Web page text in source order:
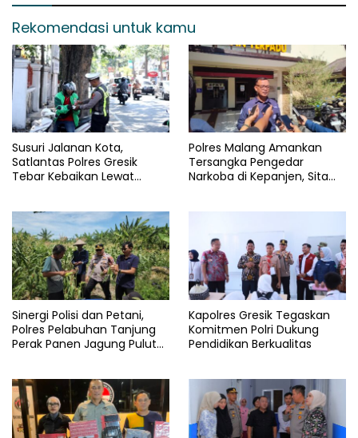
Rekomendasi untuk kamu
Susuri Jalanan Kota,
Satlantas Polres Gresik
Tebar Kebaikan Lewat
Polres Malang Amankan
Tersangka Pengedar
Narkoba di Kepanjen, Sita
Sinergi Polisi dan Petani,
Polres Pelabuhan Tanjung
Perak Panen Jagung Pulut
Kapolres Gresik Tegaskan
Komitmen Polri Dukung
Pendidikan Berkualitas